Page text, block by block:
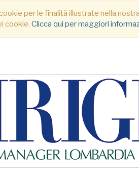
per le finalità illustrate nella
cookie. Clicca qui per maggiori